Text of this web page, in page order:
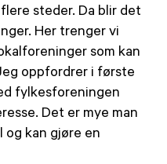
steder. Da blir det
Her trenger vi
som kan
oppfordrer i første
fylkesforeningen
Det er mye man
og kan gjøre en